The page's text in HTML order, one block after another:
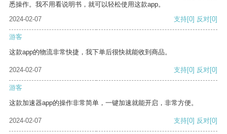
悉操作。我不用看说明书，就可以轻松使用这款app。
2024-02-07
支持[0] 反对[0]
游客
这款app的物流非常快捷，我下单后很快就能收到商品。
2024-02-07 支持[0] 反对[0]
游客
这款加速器app的操作非常简单，一键加速就能开启，非常方便。
2024-02-07 支持[0] 反对[0]